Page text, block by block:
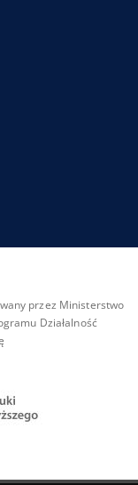
przez Ministerstwo
Działalność